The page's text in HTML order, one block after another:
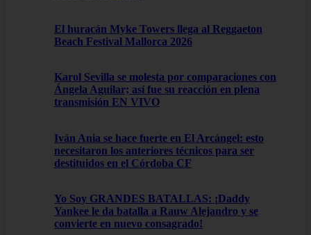
El huracán Myke Towers llega al Reggaeton
Beach Festival Mallorca 2026
Karol Sevilla se molesta por comparaciones con
Ángela Aguilar; así fue su reacción en plena
transmisión EN VIVO
Iván Ania se hace fuerte en El Arcángel: esto
necesitaron los anteriores técnicos para ser
destituidos en el Córdoba CF
Yo Soy GRANDES BATALLAS: ¡Daddy
Yankee le da batalla a Rauw Alejandro y se
convierte en nuevo consagrado!